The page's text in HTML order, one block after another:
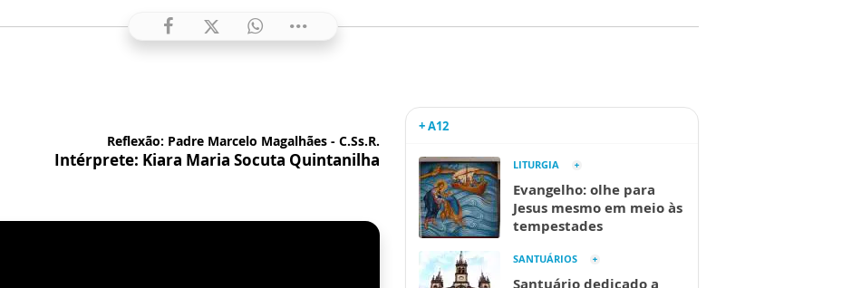
Reflexão: Padre Marcelo Magalhães - C.Ss.R.
Intérprete: Kiara Maria Socuta Quintanilha
+ A12
LITURGIA
Evangelho: olhe para
Jesus mesmo em meio às
tempestades
SANTUÁRIOS
Santuário dedicado a